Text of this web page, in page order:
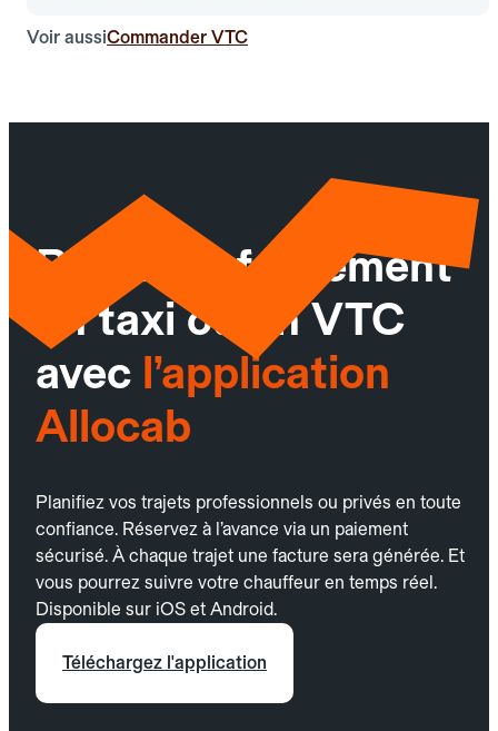
Voir aussiCommander VTC
Réservez facilement
un taxi ou un VTC
avec l’application
Allocab
Planifiez vos trajets professionnels ou privés en toute
confiance. Réservez à l’avance via un paiement
sécurisé. À chaque trajet une facture sera générée. Et
vous pourrez suivre votre chauffeur en temps réel.
Disponible sur iOS et Android.
Téléchargez l'application